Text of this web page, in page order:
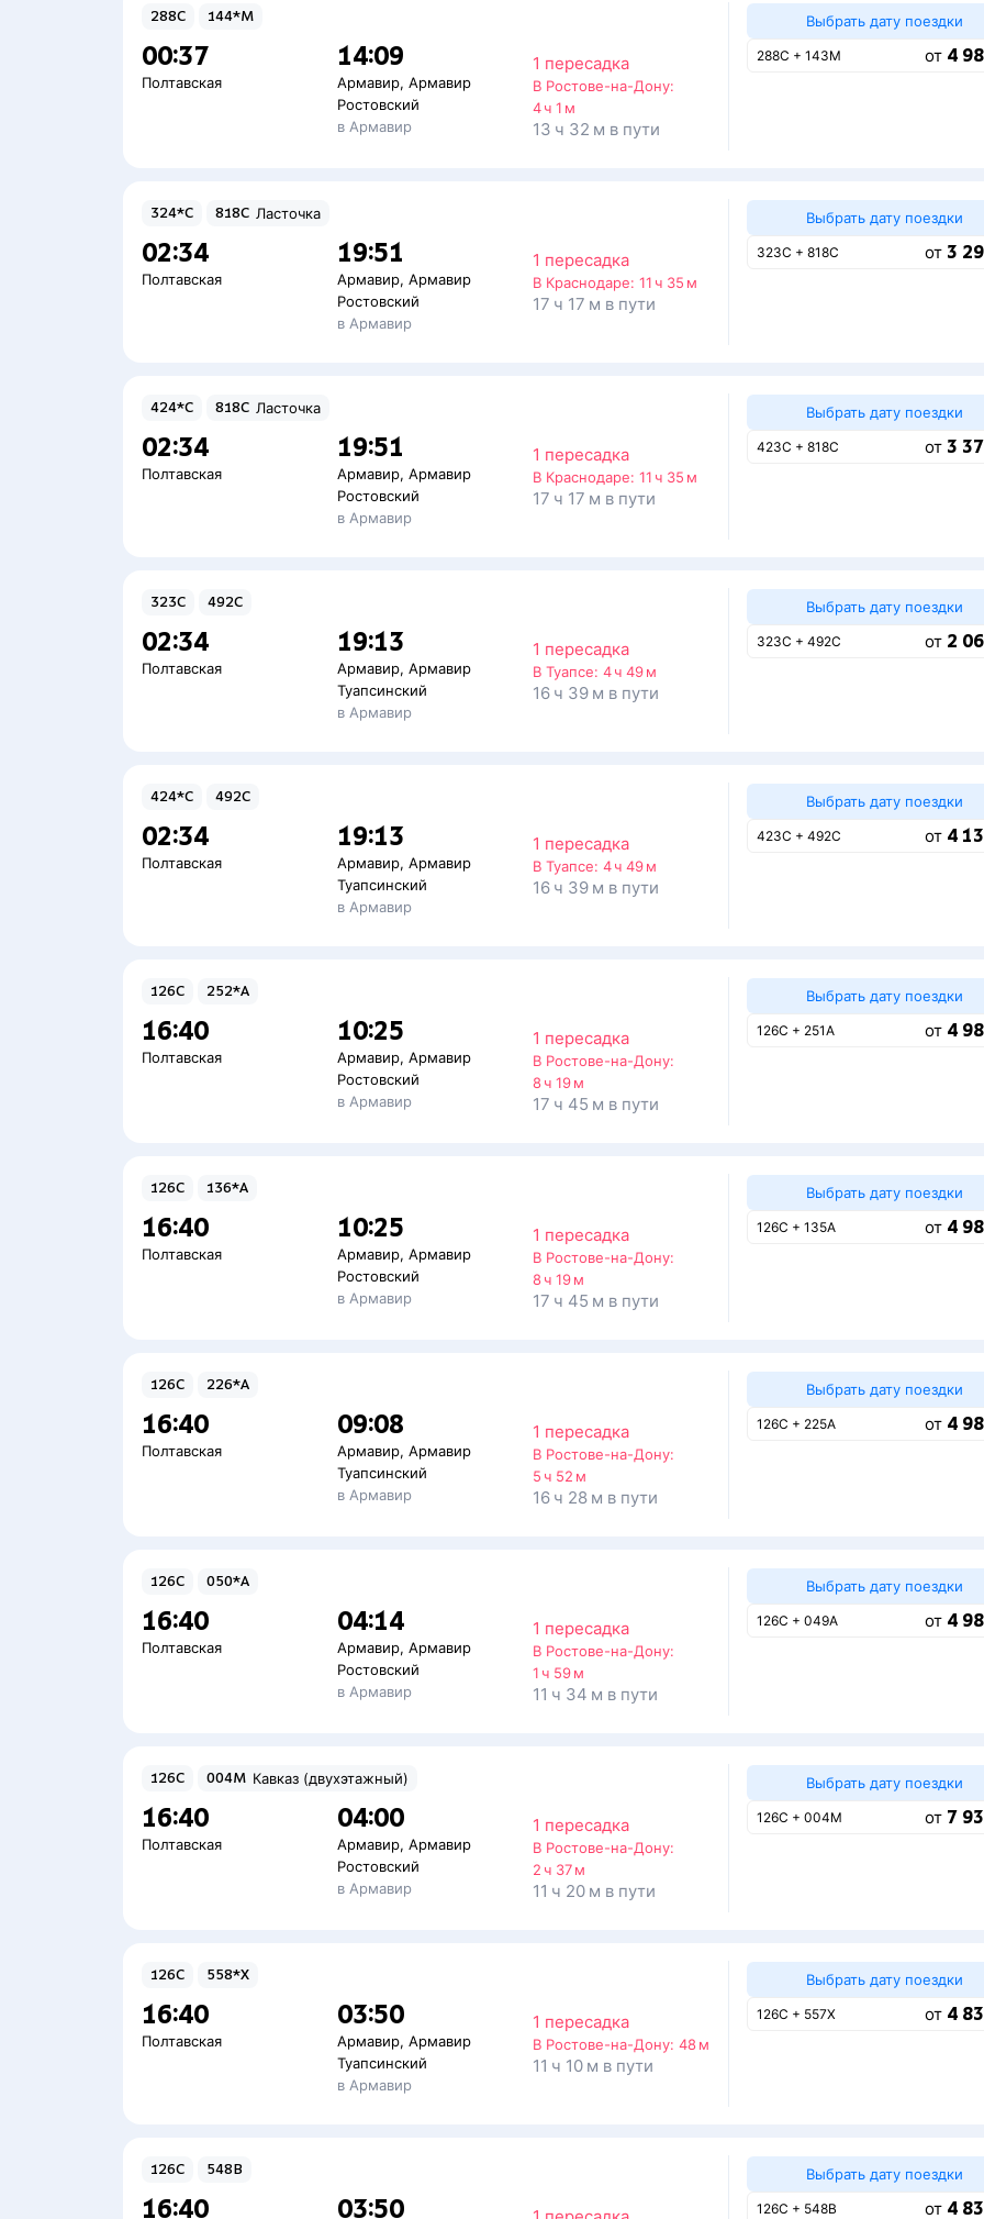
288С 144*М
00:37
Полтавская
14:09
Армавир,Армавир
Ростовский
в Армавир
1 пересадка
В Ростове-на-Дону:
4 ч 1 м
13 ч 32 м в пути
Выбрать дату поездки
288С + 143М от 4
324*С 818С Ласточка
02:34
Полтавская
19:51
Армавир,Армавир
Ростовский
в Армавир
1 пересадка
В Краснодаре: 11 ч 35 м
17 ч 17 м в пути
Выбрать дату поездки
323С + 818С от 3
424*С 818С Ласточка
02:34
Полтавская
19:51
Армавир,Армавир
Ростовский
в Армавир
1 пересадка
В Краснодаре: 11 ч 35 м
17 ч 17 м в пути
Выбрать дату поездки
423С + 818С от 3
323С 492С
02:34
Полтавская
19:13
Армавир,Армавир
Туапсинский
в Армавир
1 пересадка
В Туапсе: 4 ч 49 м
16 ч 39 м в пути
Выбрать дату поездки
323С + 492С от 2
424*С 492С
02:34
Полтавская
19:13
Армавир,Армавир
Туапсинский
в Армавир
1 пересадка
В Туапсе: 4 ч 49 м
16 ч 39 м в пути
Выбрать дату поездки
423С + 492С от 4
126С 252*А
16:40
Полтавская
10:25
Армавир,Армавир
Ростовский
в Армавир
1 пересадка
В Ростове-на-Дону:
8 ч 19 м
17 ч 45 м в пути
Выбрать дату поездки
126С + 251А от 4
126С 136*А
16:40
Полтавская
10:25
Армавир,Армавир
Ростовский
в Армавир
1 пересадка
В Ростове-на-Дону:
8 ч 19 м
17 ч 45 м в пути
Выбрать дату поездки
126С + 135А от 4
126С 226*А
16:40
Полтавская
09:08
Армавир,Армавир
Туапсинский
в Армавир
1 пересадка
В Ростове-на-Дону:
5 ч 52 м
16 ч 28 м в пути
Выбрать дату поездки
126С + 225А от 4
126С 050*А
16:40
Полтавская
04:14
Армавир,Армавир
Ростовский
в Армавир
1 пересадка
В Ростове-на-Дону:
1 ч 59 м
11 ч 34 м в пути
Выбрать дату поездки
126С + 049А от 4
126С 004М Кавказ (двухэтажный)
16:40
Полтавская
04:00
Армавир,Армавир
Ростовский
в Армавир
1 пересадка
В Ростове-на-Дону:
2 ч 37 м
11 ч 20 м в пути
Выбрать дату поездки
126С + 004М от 7
126С 558*Х
16:40
Полтавская
03:50
Армавир,Армавир
Туапсинский
в Армавир
1 пересадка
В Ростове-на-Дону: 48 м
11 ч 10 м в пути
Выбрать дату поездки
126С + 557Х от 4
126С 548В
16:40 03:50
Выбрать дату поездки
126С + 548В от 4